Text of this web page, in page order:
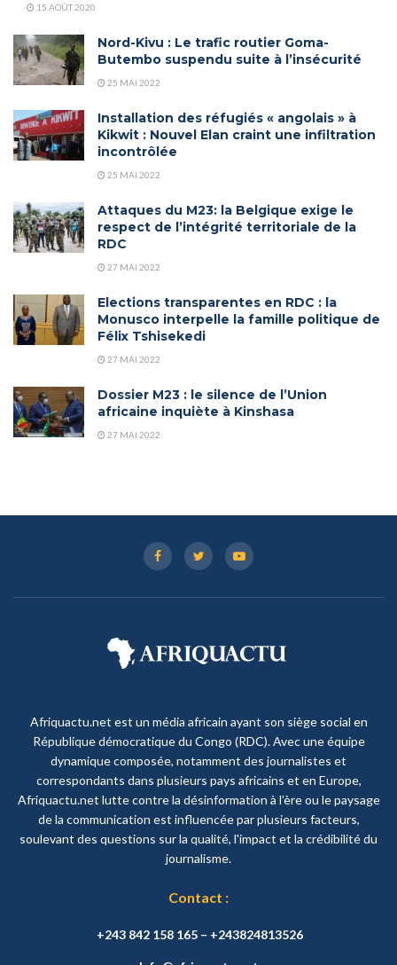
15 AOÛT 2020
Nord-Kivu : Le trafic routier Goma-
Butembo suspendu suite à l’insécurité
25 MAI 2022
Installation des réfugiés « angolais » à
Kikwit : Nouvel Elan craint une infiltration
incontrôlée
25 MAI 2022
Attaques du M23: la Belgique exige le
respect de l’intégrité territoriale de la
RDC
27 MAI 2022
Elections transparentes en RDC : la
Monusco interpelle la famille politique de
Félix Tshisekedi
27 MAI 2022
Dossier M23 : le silence de l’Union
africaine inquiète à Kinshasa
27 MAI 2022
Afriquactu.net est un média africain ayant son siège social en
République démocratique du Congo (RDC). Avec une équipe
dynamique composée, notamment des journalistes et
correspondants dans plusieurs pays africains et en Europe,
Afriquactu.net lutte contre la désinformation à l'ère ou le paysage
de la communication est influencée par plusieurs facteurs,
soulevant des questions sur la qualité, l'impact et la crédibilité du
journalisme.
Contact :
+243 842 158 165 – +243824813526